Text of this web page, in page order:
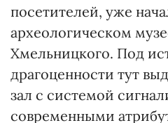
посетителей, уже
археологическом
Хмельницкого. Под
драгоценности тут
зал с системой
современными